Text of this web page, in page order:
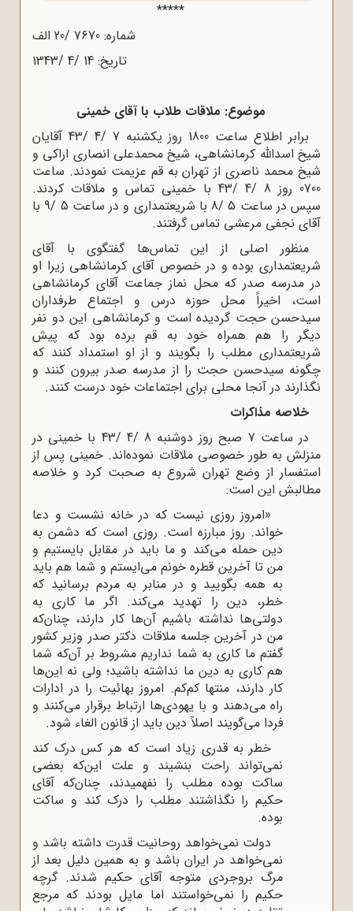
*****
شماره: 7670 /20 الف
تاریخ: 14 /4 /1343
موضوع: ملاقات طلاب با آقای خمینی
برابر اطلاع ساعت 1800 روز یکشنبه 7 /4 /43 آقایان
شیخ اسدالله کرمانشاهی، شیخ محمدعلی انصاری اراکی و
شیخ محمد ناصری از تهران به قم عزیمت نمودند. ساعت
0700 روز 8 /4 /43 با خمینی تماس و ملاقات کردند.
سپس در ساعت 5 /8 با شریعتمداری و در ساعت 5 /9 با
آقای نجفی مرعشی تماس گرفتند.
منظور اصلی از این تماس‌ها گفتگوی با آقای
شریعتمداری بوده و در خصوص آقای کرمانشاهی زیرا او
در مدرسه صدر که محل نماز جماعت آقای کرمانشاهی
است، اخیراً محل حوزه درس و اجتماع طرفداران
سیدحسن حجت گردیده است و کرمانشاهی این دو نفر
دیگر را هم همراه خود به قم برده بود که پیش
شریعتمداری مطلب را بگویند و از او استمداد کنند که
چگونه سیدحسن حجت را از مدرسه صدر بیرون کنند و
نگذارند در آنجا محلی برای اجتماعات خود درست کنند.
خلاصه مذاکرات
در ساعت 7 صبح روز دوشنبه 8 /4 /43 با خمینی در
منزلش به طور خصوصی ملاقات نموده‌اند. خمینی پس از
استفسار از وضع تهران شروع به صحبت کرد و خلاصه
مطالبش این است:
«امروز روزی نیست که در خانه نشست و دعا
خواند. روز مبارزه است. روزی است که دشمن به
دین حمله می‌کند و ما باید در مقابل بایستیم و
من تا آخرین قطره خونم می‌ایستم و شما هم باید
به همه بگویید و در منابر به مردم برسانید که
خطر، دین را تهدید می‌کند. اگر ما کاری به
دولتی‌ها نداشته باشیم آن‌ها کار دارند، چنان‌که
من در آخرین جلسه ملاقات دکتر صدر وزیر کشور
گفتم ما کاری به شما نداریم مشروط بر آن‌که شما
هم کاری به دین ما نداشته باشید؛ ولی نه این‌ها
کار دارند، منتها کم‌کم. امروز بهائیت را در ادارات
راه می‌دهند و با یهودی‌ها ارتباط برقرار می‌کنند و
فردا می‌گویند اصلاً دین باید از قانون الغاء شود.
خطر به قدری زیاد است که هر کس درک کند
نمی‌تواند راحت بنشیند و علت این‌که بعضی
ساکت بوده مطلب را نفهمیدند، چنان‌که آقای
حکیم را نگذاشتند مطلب را درک کند و ساکت
بوده.
دولت نمی‌خواهد روحانیت قدرت داشته باشد و
نمی‌خواهد در ایران باشد و به همین دلیل بعد از
مرگ بروجردی متوجه آقای حکیم شدند. گرچه
حکیم را نمی‌خواستند اما مایل بودند که مرجع